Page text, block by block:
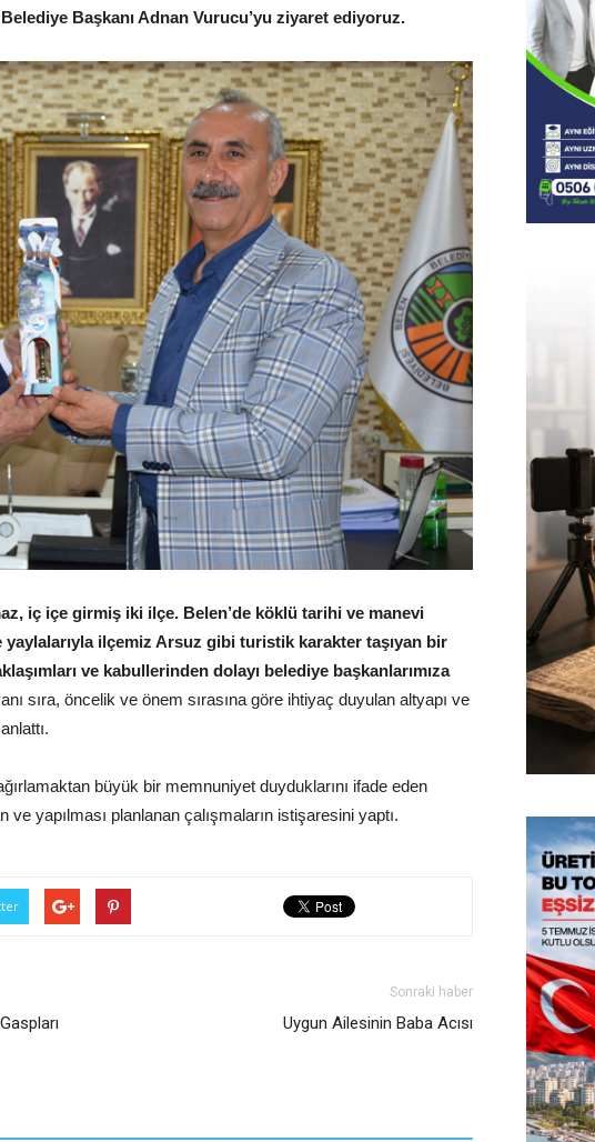
Başkanı Adnan Vurucu’yu ziyaret ediyoruz.
iç içe girmiş iki ilçe. Belen’de köklü tarihi ve manevi
yaylalarıyla ilçemiz Arsuz gibi turistik karakter taşıyan bir
ve kabullerinden dolayı belediye başkanlarımıza
sıra, öncelik ve önem sırasına göre ihtiyaç duyulan altyapı ve
büyük bir memnuniyet duyduklarını ifade eden
yapılması planlanan çalışmaların istişaresini yaptı.
Sonraki haber
Uygun Ailesinin Baba Acısı